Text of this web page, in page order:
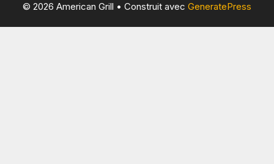
© 2026 American Grill • Construit avec GeneratePress